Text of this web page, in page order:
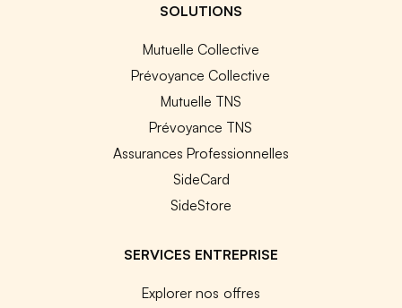
SOLUTIONS
Mutuelle Collective
Prévoyance Collective
Mutuelle TNS
Prévoyance TNS
Assurances Professionnelles
SideCard
SideStore
SERVICES ENTREPRISE
Explorer nos offres